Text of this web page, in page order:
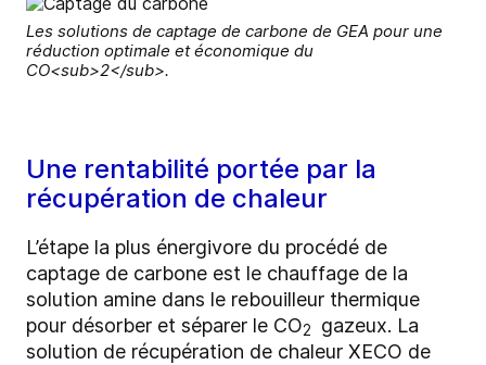
Les solutions de captage de carbone de GEA pour une
réduction optimale et économique du
CO<sub>2</sub>.
Une rentabilité portée par la
récupération de chaleur
L’étape la plus énergivore du procédé de
captage de carbone est le chauffage de la
solution amine dans le rebouilleur thermique
pour désorber et séparer le CO2
gazeux. La
solution de récupération de chaleur XECO de